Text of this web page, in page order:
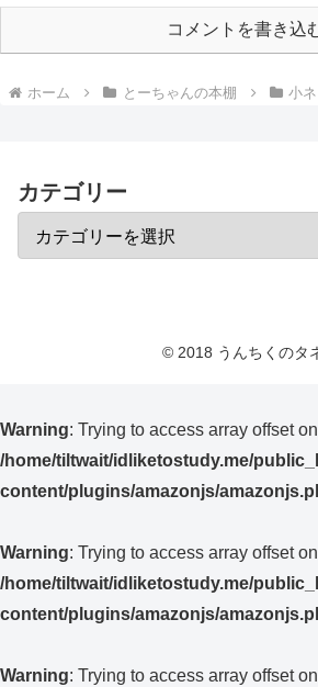
コメントを書き込
ホーム とーちゃんの本棚 小
カテゴリー
© 2018 うんちくのタ
Warning: Trying to access array offset
/home/tiltwait/idliketostudy.me/
content/plugins/amazonjs/
Warning: Trying to access array offset
/home/tiltwait/idliketostudy.me/
content/plugins/amazonjs/
Warning: Trying to access array offset